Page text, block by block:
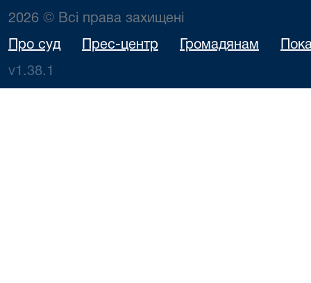
2026 © Всі права захищені
Про суд Прес-центр Громадянам
v1.38.1